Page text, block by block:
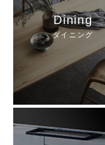
Dining
ダイニング